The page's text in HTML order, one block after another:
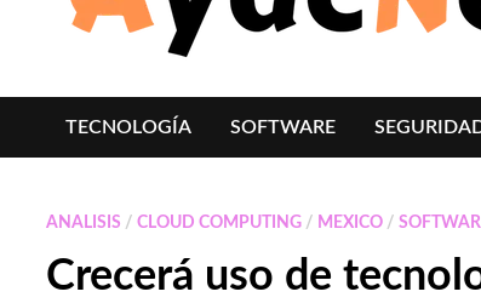
TECNOLOGÍA SOFTWARE
ANALISIS /CLOUD COMPUTING / MEXICO /
Crecerá uso de